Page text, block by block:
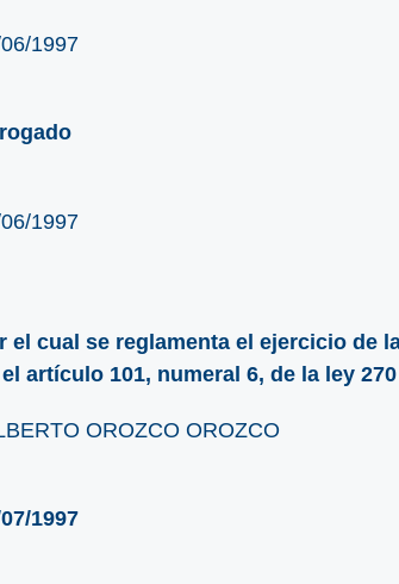
1997
1997
el cual se reglamenta el ejercicio de
artículo 101, numeral 6, de la ley 270
OROZCO OROZCO
1997